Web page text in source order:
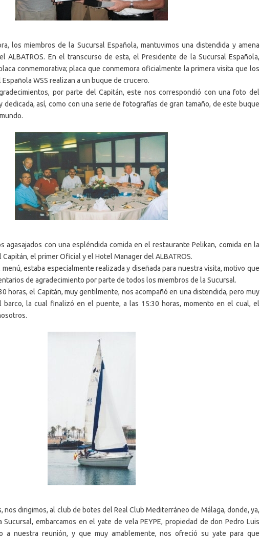
los miembros de la Sucursal Española, mantuvimos una distendida y amena
ALBATROS. En el transcurso de esta, el Presidente de la Sucursal Española,
conmemorativa; placa que conmemora oficialmente la primera visita que los
WSS realizan a un buque de crucero.
por parte del Capitán, este nos correspondió con una foto del
dedicada, así, como con una serie de fotografías de gran tamaño, de este buque
agasajados con una espléndida comida en el restaurante Pelikan, comida en la
el primer Oficial y el Hotel Manager del ALBATROS.
estaba especialmente realizada y diseñada para nuestra visita, motivo que
de agradecimiento por parte de todos los miembros de la Sucursal.
horas, el Capitán, muy gentilmente, nos acompañó en una distendida, pero muy
barco, la cual finalizó en el puente, a las 15:30 horas, momento en el cual, el
nos dirigimos, al club de botes del Real Club Mediterráneo de Málaga, donde, ya,
embarcamos en el yate de vela PEYPE, propiedad de don Pedro Luis
a nuestra reunión, y que muy amablemente, nos ofreció su yate para que